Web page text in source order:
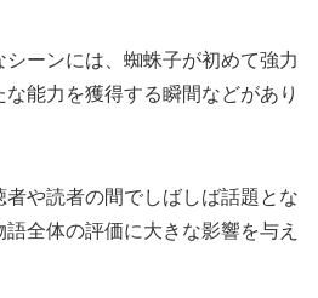
ーンには、蜘蛛子が初めて強力
能力を獲得する瞬間などがあり
や読者の間でしばしば話題とな
全体の評価に大きな影響を与え